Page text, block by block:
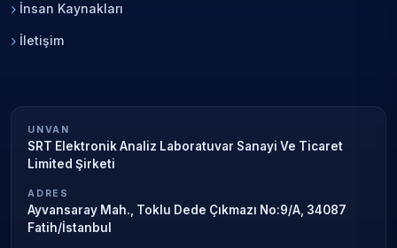
İnsan Kaynakları
İletişim
UNVAN
SRT Elektronik Analiz Laboratuvar Sanayi Ve Ticaret
Limited Şirketi
ADRES
Ayvansaray Mah., Toklu Dede Çıkmazı No:9/A, 34087
Fatih/İstanbul